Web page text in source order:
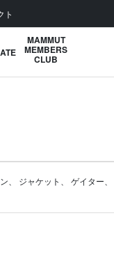
MAMMUT
MEMBERS
CLUB
ジャケット ゲイター